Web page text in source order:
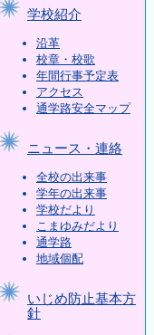
学校紹介
沿革
校章・校歌
年間行事予定表
アクセス
通学路安全マップ
ニュース・連絡
全校の出来事
学年の出来事
学校だより
こまゆみだより
通学路
地域個配
いじめ防止基本方
針